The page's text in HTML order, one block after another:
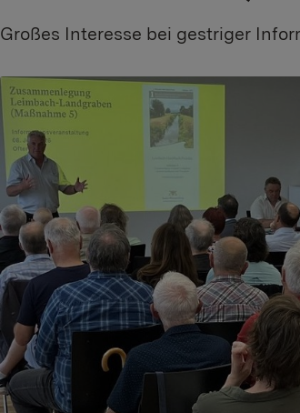
Großes Interesse bei gestriger